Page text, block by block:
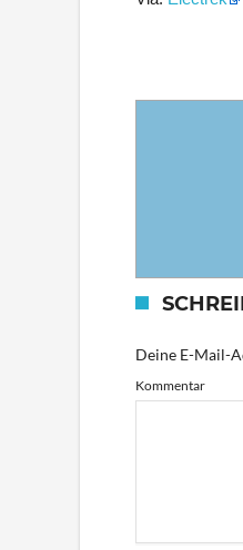
Deine E-Mail-
Kommentar